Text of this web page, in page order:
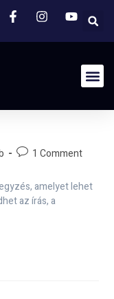
1 Comment
amelyet lehet
az írás, a